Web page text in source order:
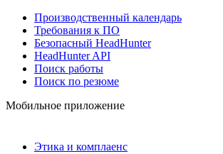
Производственный календарь
Требования к ПО
Безопасный HeadHunter
HeadHunter API
Поиск работы
Поиск по резюме
Мобильное приложение
Этика и комплаенс